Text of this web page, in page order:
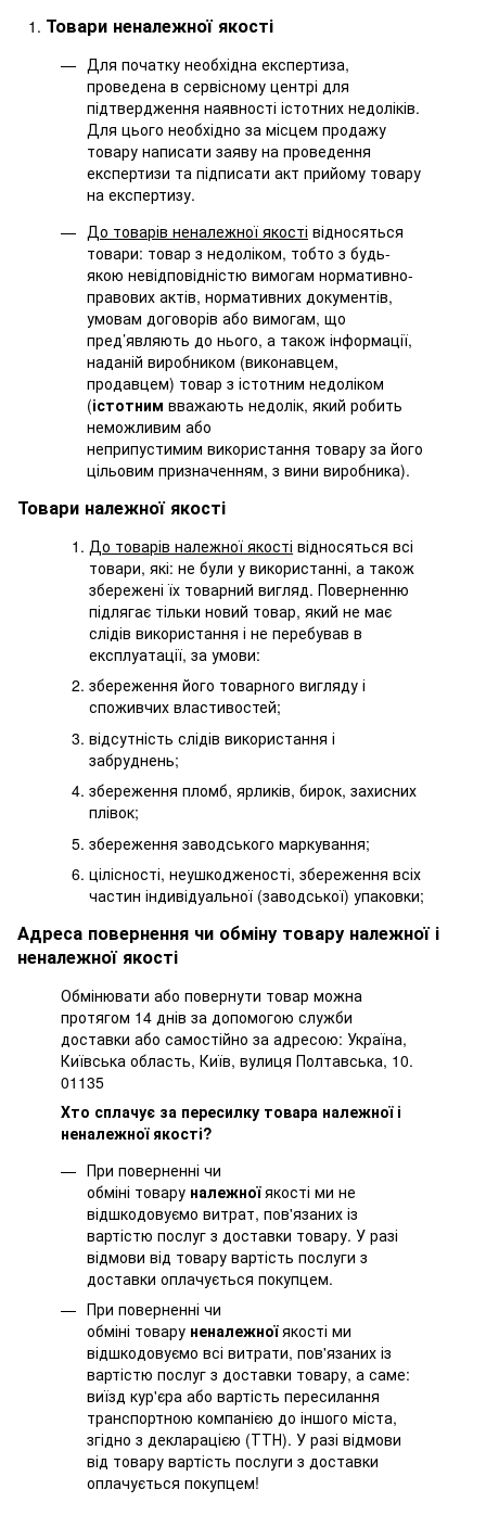
Товари неналежної якості
Для початку необхідна експертиза,
проведена в сервісному центрі для
підтвердження наявності істотних недоліків.
Для цього необхідно за місцем продажу
товару написати заяву на проведення
експертизи та підписати акт прийому товару
на експертизу.
До товарів неналежної якості відносяться
товари: товар з недоліком, тобто з будь-
якою невідповідністю вимогам нормативно-
правових актів, нормативних документів,
умовам договорів або вимогам, що
пред’являють до нього, а також інформації,
наданій виробником (виконавцем,
продавцем) товар з істотним недоліком
(істотним вважають недолік, який робить
неможливим або
неприпустимим використання товару за його
цільовим призначенням, з вини виробника).
Товари належної якості
До товарів належної якості відносяться всі
товари, які: не були у використанні, а також
збережені їх товарний вигляд. Поверненню
підлягає тільки новий товар, який не має
слідів використання і не перебував в
експлуатації, за умови:
збереження його товарного вигляду і
споживчих властивостей;
відсутність слідів використання і
забруднень;
збереження пломб, ярликів, бирок, захисних
плівок;
збереження заводського маркування;
цілісності, неушкодженості, збереження всіх
частин індивідуальної (заводської) упаковки;
Адреса повернення чи обміну товару належної і
неналежної якості
Обмінювати або повернути товар можна
протягом 14 днів за допомогою служби
доставки або самостійно за адресою: Україна,
Київська область, Київ, вулиця Полтавська, 10.
01135
Хто сплачує за пересилку товара належної і
неналежної якості?
При поверненні чи
обміні товару належноїякості ми не
відшкодовуємо витрат, пов'язаних із
вартістю послуг з доставки товару. У разі
відмови від товару вартість послуги з
доставки оплачується покупцем.
При поверненні чи
обміні товару неналежноїякості ми
відшкодовуємо всі витрати, пов'язаних із
вартістю послуг з доставки товару, а саме:
виїзд кур'єра або вартість пересилання
транспортною компанією до іншого міста,
згідно з декларацією (ТТН). У разі відмови
від товару вартість послуги з доставки
оплачується покупцем!